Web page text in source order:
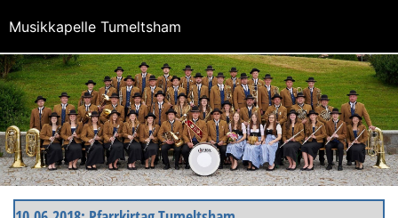
Musikkapelle Tumeltsham